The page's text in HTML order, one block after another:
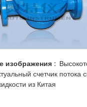
изображения :
счетчик потока
из Китая